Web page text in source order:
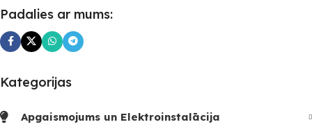
Padalies ar mums:
Kategorijas
Apgaismojums un Elektroinstalācija